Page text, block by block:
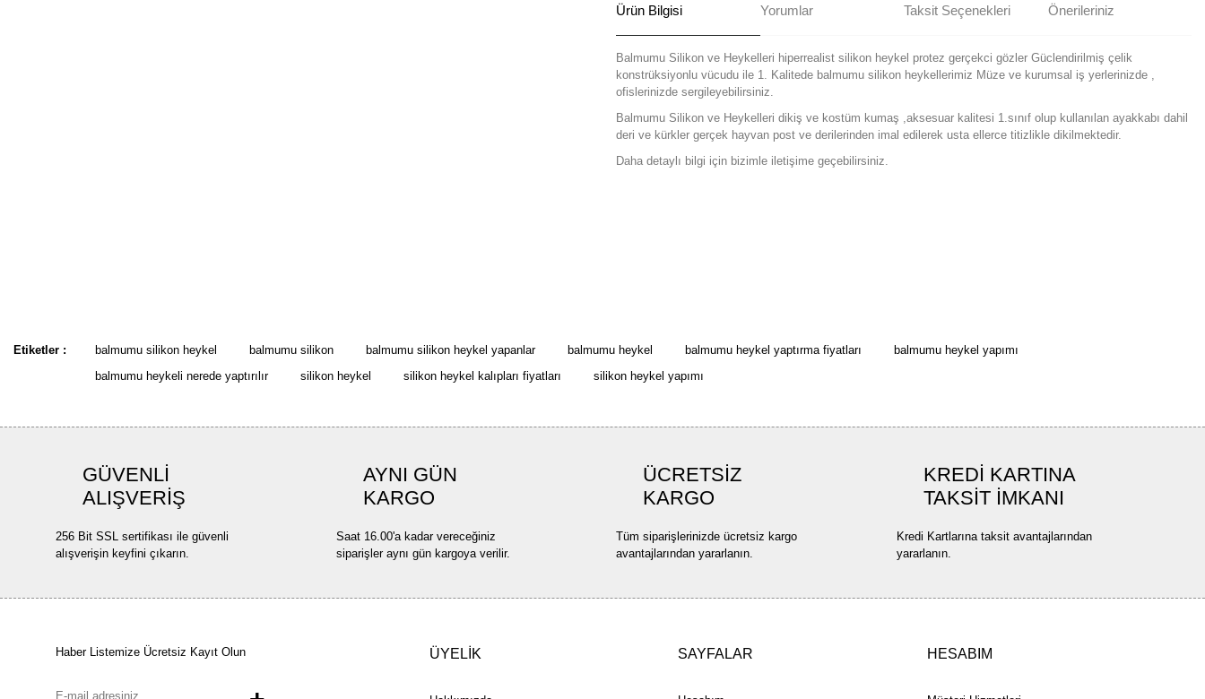
Ürün Bilgisi Yorumlar Taksit Seçenekleri Önerileriniz
Balmumu Silikon ve Heykelleri hiperrealist silikon heykel protez gerçekci gözler Güclendirilmiş çelik
konstrüksiyonlu vücudu ile 1. Kalitede balmumu silikon heykellerimiz Müze ve kurumsal iş yerlerinizde ,
ofislerinizde sergileyebilirsiniz.
Balmumu Silikon ve Heykelleri dikiş ve kostüm kumaş ,aksesuar kalitesi 1.sınıf olup kullanılan ayakkabı dahil
deri ve kürkler gerçek hayvan post ve derilerinden imal edilerek usta ellerce titizlikle dikilmektedir.
Daha detaylı bilgi için bizimle iletişime geçebilirsiniz.
Ürün bilgilerinde hatalar bulunuyor.
Ürün fiyatı diğer sitelerden daha pahalı.
Etiketler : balmumu silikon heykel balmumu silikon balmumu silikon heykel yapanlar balmumu heykel balmumu heykel yaptırma fiyatları
balmumu heykel yapımı
balmumu heykeli nerede yaptırılır
silikon heykel silikon heykel kalıpları fiyatları silikon heykel yapımı
GÜVENLİ
ALIŞVERİŞ
256 Bit SSL sertifikası ile güvenli
alışverişin keyfini çıkarın.
AYNI GÜN
KARGO
Saat 16.00'a kadar vereceğiniz
siparişler aynı gün kargoya verilir.
ÜCRETSİZ
KARGO
Tüm siparişlerinizde ücretsiz kargo
avantajlarından yararlanın.
KREDİ KARTINA
TAKSİT İMKANI
Kredi Kartlarına taksit avantajlarından
yararlanın.
Haber Listemize Ücretsiz Kayıt Olun ÜYELİK SAYFALAR HESABIM